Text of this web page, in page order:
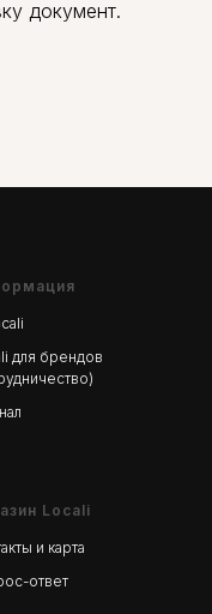
документ.
для брендов
Locali
и карта
ответ